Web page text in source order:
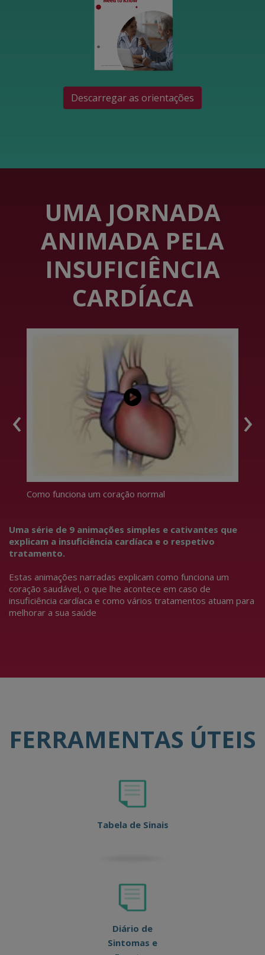
Descarregar as orientações
UMA JORNADA
ANIMADA PELA
INSUFICIÊNCIA
CARDÍACA
Uma série de 9 animações simples e cativantes que
explicam a insuficiência cardíaca e o respetivo
tratamento.
Estas animações narradas explicam como funciona um
coração saudável, o que lhe acontece em caso de
insuficiência cardíaca e como vários tratamentos atuam para
melhorar a sua saúde
Como funciona um coração normal
‹ ›
FERRAMENTAS ÚTEIS
Tabela de Sinais
Diário de
Sintomas e